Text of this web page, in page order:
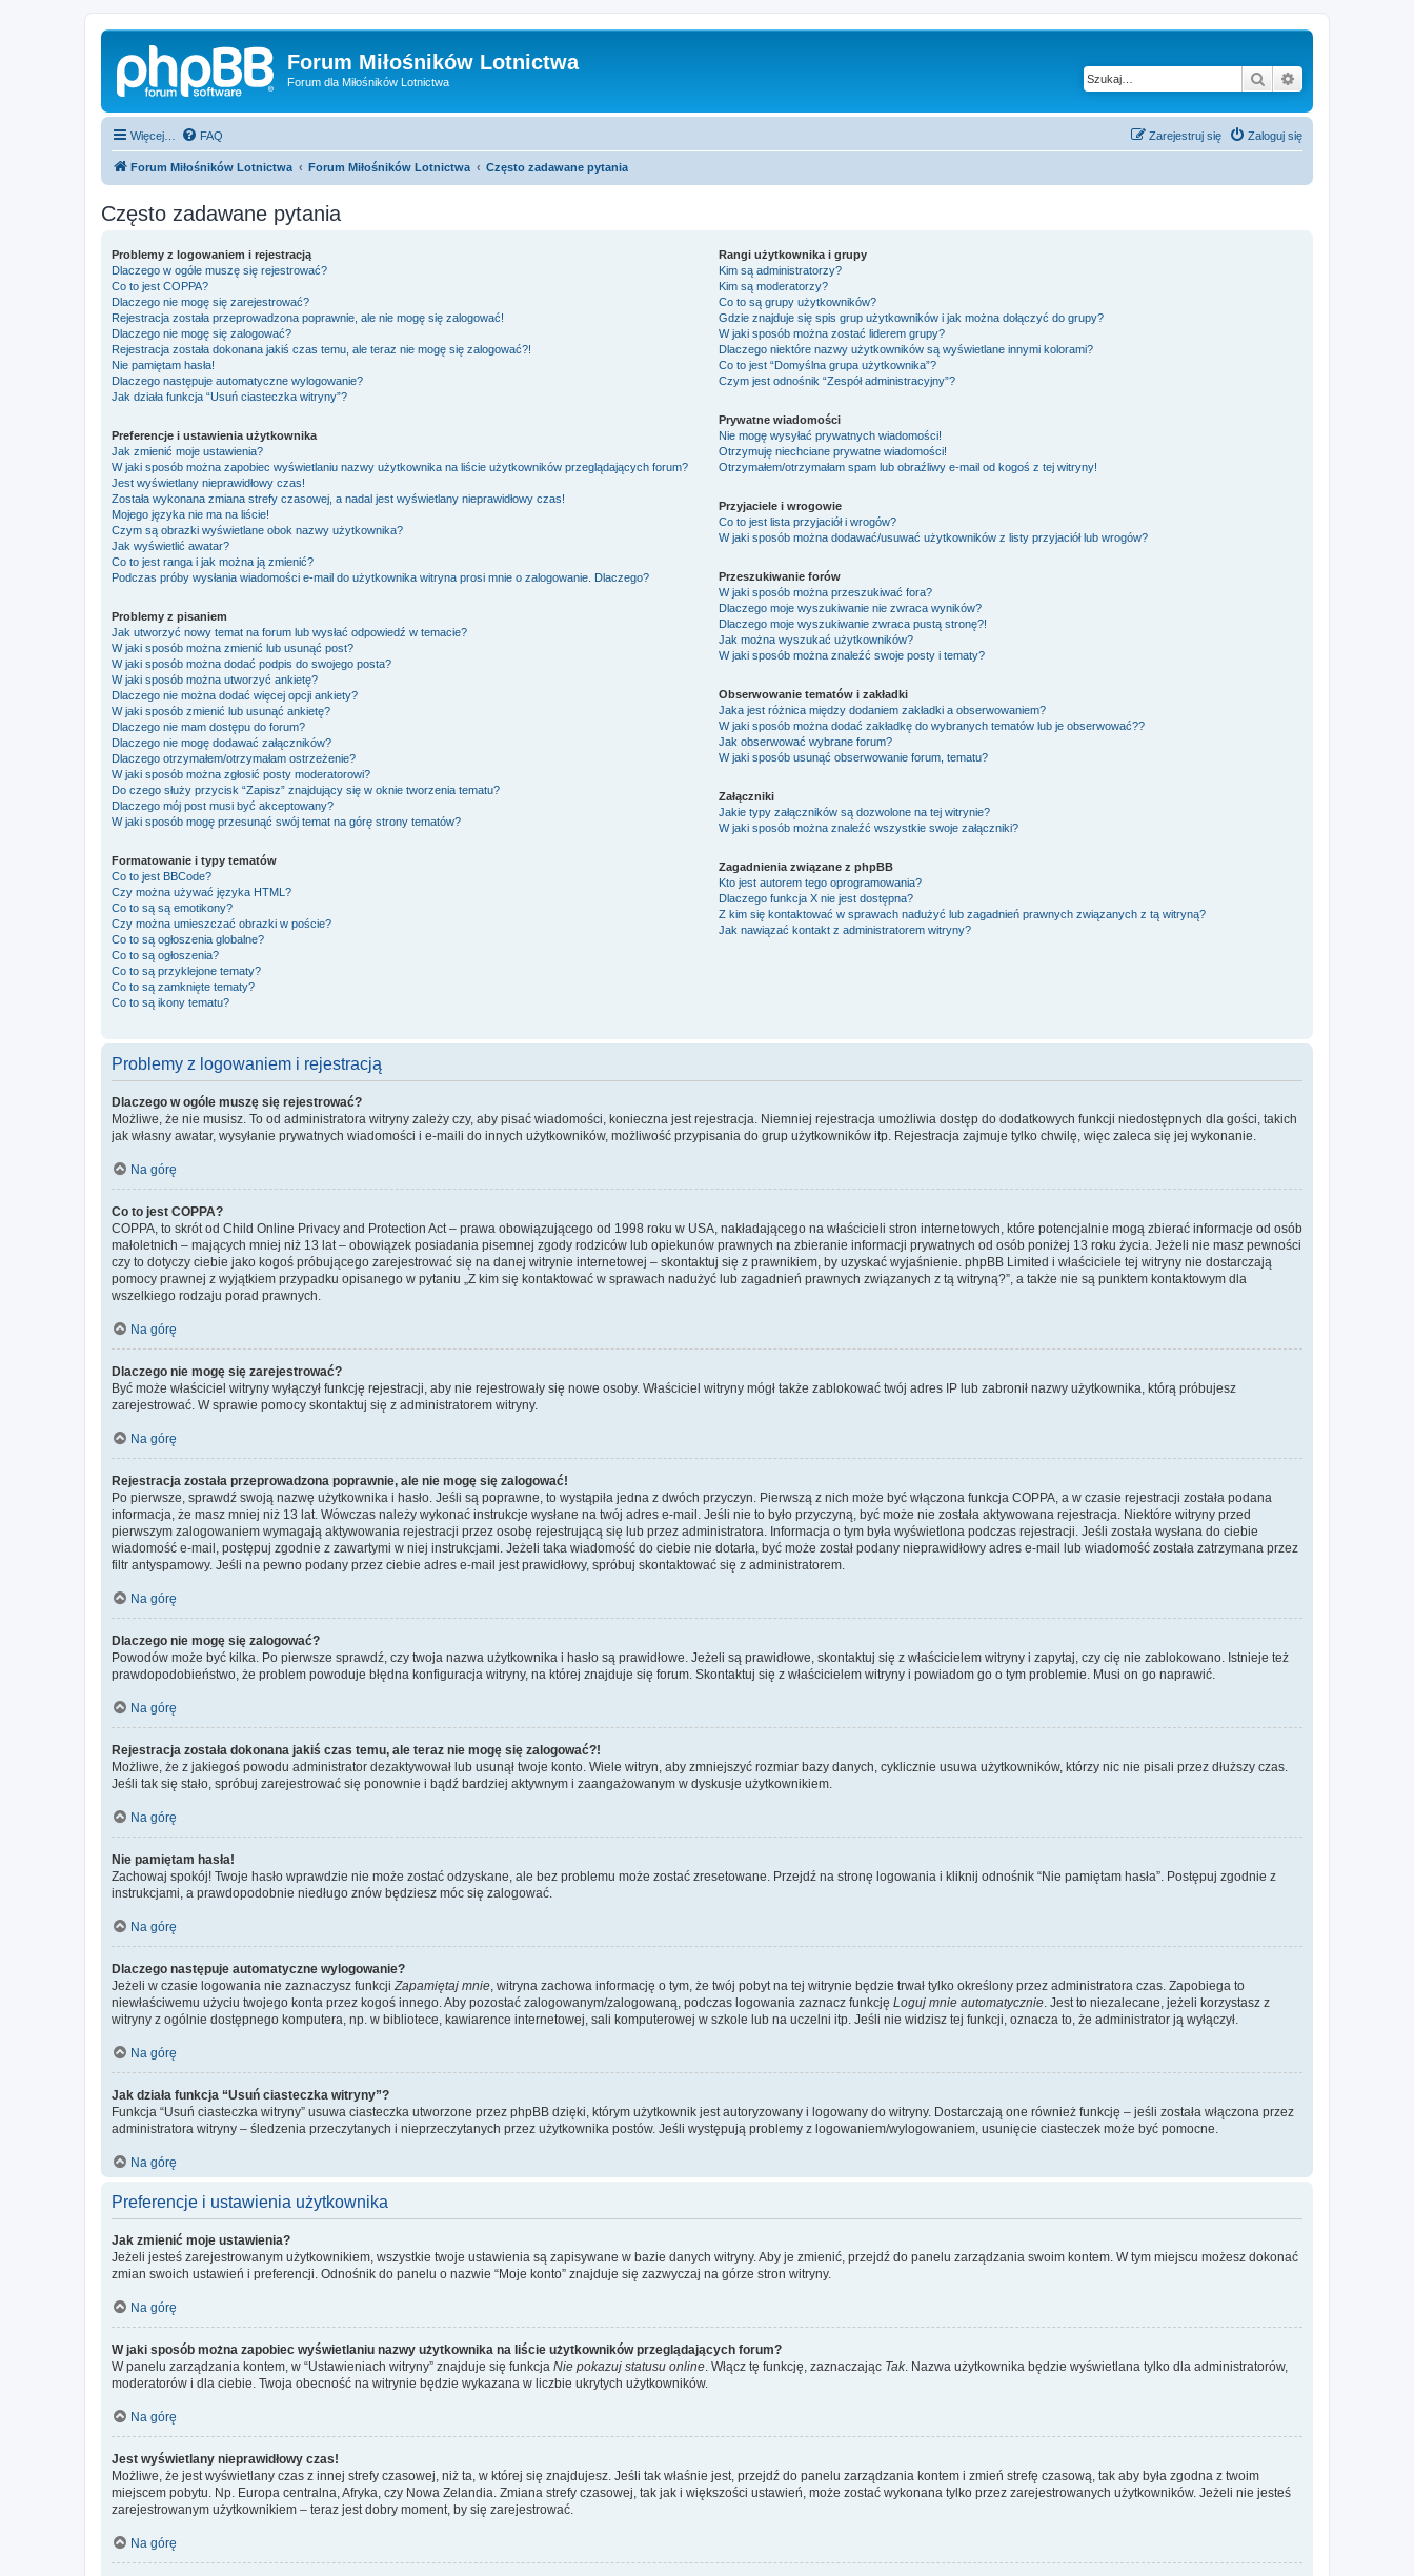
Forum Miłośników Lotnictwa
Forum dla Miłośników Lotnictwa Szukaj
Więcej… FAQ Zaloguj się
Zarejestruj się
Forum Miłośników Lotnictwa Forum Miłośników Lotnictwa Często zadawane pytania
Często zadawane pytania
Problemy z logowaniem i rejestracją
Dlaczego w ogóle muszę się rejestrować?
Co to jest COPPA?
Dlaczego nie mogę się zarejestrować?
Rejestracja została przeprowadzona poprawnie, ale nie mogę się zalogować!
Dlaczego nie mogę się zalogować?
Rejestracja została dokonana jakiś czas temu, ale teraz nie mogę się zalogować?!
Nie pamiętam hasła!
Dlaczego następuje automatyczne wylogowanie?
Jak działa funkcja “Usuń ciasteczka witryny”?
Preferencje i ustawienia użytkownika
Jak zmienić moje ustawienia?
W jaki sposób można zapobiec wyświetlaniu nazwy użytkownika na liście użytkowników przeglądających forum?
Jest wyświetlany nieprawidłowy czas!
Została wykonana zmiana strefy czasowej, a nadal jest wyświetlany nieprawidłowy czas!
Mojego języka nie ma na liście!
Czym są obrazki wyświetlane obok nazwy użytkownika?
Jak wyświetlić awatar?
Co to jest ranga i jak można ją zmienić?
Podczas próby wysłania wiadomości e-mail do użytkownika witryna prosi mnie o zalogowanie. Dlaczego?
Problemy z pisaniem
Jak utworzyć nowy temat na forum lub wysłać odpowiedź w temacie?
W jaki sposób można zmienić lub usunąć post?
W jaki sposób można dodać podpis do swojego posta?
W jaki sposób można utworzyć ankietę?
Dlaczego nie można dodać więcej opcji ankiety?
W jaki sposób zmienić lub usunąć ankietę?
Dlaczego nie mam dostępu do forum?
Dlaczego nie mogę dodawać załączników?
Dlaczego otrzymałem/otrzymałam ostrzeżenie?
W jaki sposób można zgłosić posty moderatorowi?
Do czego służy przycisk “Zapisz” znajdujący się w oknie tworzenia tematu?
Dlaczego mój post musi być akceptowany?
W jaki sposób mogę przesunąć swój temat na górę strony tematów?
Formatowanie i typy tematów
Co to jest BBCode?
Czy można używać języka HTML?
Co to są są emotikony?
Czy można umieszczać obrazki w poście?
Co to są ogłoszenia globalne?
Co to są ogłoszenia?
Co to są przyklejone tematy?
Co to są zamknięte tematy?
Co to są ikony tematu?
Rangi użytkownika i grupy
Kim są administratorzy?
Kim są moderatorzy?
Co to są grupy użytkowników?
Gdzie znajduje się spis grup użytkowników i jak można dołączyć do grupy?
W jaki sposób można zostać liderem grupy?
Dlaczego niektóre nazwy użytkowników są wyświetlane innymi kolorami?
Co to jest “Domyślna grupa użytkownika”?
Czym jest odnośnik “Zespół administracyjny”?
Prywatne wiadomości
Nie mogę wysyłać prywatnych wiadomości!
Otrzymuję niechciane prywatne wiadomości!
Otrzymałem/otrzymałam spam lub obraźliwy e-mail od kogoś z tej witryny!
Przyjaciele i wrogowie
Co to jest lista przyjaciół i wrogów?
W jaki sposób można dodawać/usuwać użytkowników z listy przyjaciół lub wrogów?
Przeszukiwanie forów
W jaki sposób można przeszukiwać fora?
Dlaczego moje wyszukiwanie nie zwraca wyników?
Dlaczego moje wyszukiwanie zwraca pustą stronę?!
Jak można wyszukać użytkowników?
W jaki sposób można znaleźć swoje posty i tematy?
Obserwowanie tematów i zakładki
Jaka jest różnica między dodaniem zakładki a obserwowaniem?
W jaki sposób można dodać zakładkę do wybranych tematów lub je obserwować??
Jak obserwować wybrane forum?
W jaki sposób usunąć obserwowanie forum, tematu?
Załączniki
Jakie typy załączników są dozwolone na tej witrynie?
W jaki sposób można znaleźć wszystkie swoje załączniki?
Zagadnienia związane z phpBB
Kto jest autorem tego oprogramowania?
Dlaczego funkcja X nie jest dostępna?
Z kim się kontaktować w sprawach nadużyć lub zagadnień prawnych związanych z tą witryną?
Jak nawiązać kontakt z administratorem witryny?
Problemy z logowaniem i rejestracją
Dlaczego w ogóle muszę się rejestrować?
Możliwe, że nie musisz. To od administratora witryny zależy czy, aby pisać wiadomości, konieczna jest rejestracja. Niemniej rejestracja umożliwia dostęp do dodatkowych funkcji niedostępnych dla gości, takich
jak własny awatar, wysyłanie prywatnych wiadomości i e-maili do innych użytkowników, możliwość przypisania do grup użytkowników itp. Rejestracja zajmuje tylko chwilę, więc zaleca się jej wykonanie.
Na górę
Co to jest COPPA?
COPPA, to skrót od Child Online Privacy and Protection Act – prawa obowiązującego od 1998 roku w USA, nakładającego na właścicieli stron internetowych, które potencjalnie mogą zbierać informacje od osób
małoletnich – mających mniej niż 13 lat – obowiązek posiadania pisemnej zgody rodziców lub opiekunów prawnych na zbieranie informacji prywatnych od osób poniżej 13 roku życia. Jeżeli nie masz pewności
czy to dotyczy ciebie jako kogoś próbującego zarejestrować się na danej witrynie internetowej – skontaktuj się z prawnikiem, by uzyskać wyjaśnienie. phpBB Limited i właściciele tej witryny nie dostarczają
pomocy prawnej z wyjątkiem przypadku opisanego w pytaniu „Z kim się kontaktować w sprawach nadużyć lub zagadnień prawnych związanych z tą witryną?”, a także nie są punktem kontaktowym dla
wszelkiego rodzaju porad prawnych.
Na górę
Dlaczego nie mogę się zarejestrować?
Być może właściciel witryny wyłączył funkcję rejestracji, aby nie rejestrowały się nowe osoby. Właściciel witryny mógł także zablokować twój adres IP lub zabronił nazwy użytkownika, którą próbujesz
zarejestrować. W sprawie pomocy skontaktuj się z administratorem witryny.
Na górę
Rejestracja została przeprowadzona poprawnie, ale nie mogę się zalogować!
Po pierwsze, sprawdź swoją nazwę użytkownika i hasło. Jeśli są poprawne, to wystąpiła jedna z dwóch przyczyn. Pierwszą z nich może być włączona funkcja COPPA, a w czasie rejestracji została podana
informacja, że masz mniej niż 13 lat. Wówczas należy wykonać instrukcje wysłane na twój adres e-mail. Jeśli nie to było przyczyną, być może nie została aktywowana rejestracja. Niektóre witryny przed
pierwszym zalogowaniem wymagają aktywowania rejestracji przez osobę rejestrującą się lub przez administratora. Informacja o tym była wyświetlona podczas rejestracji. Jeśli została wysłana do ciebie
wiadomość e-mail, postępuj zgodnie z zawartymi w niej instrukcjami. Jeżeli taka wiadomość do ciebie nie dotarła, być może został podany nieprawidłowy adres e-mail lub wiadomość została zatrzymana przez
filtr antyspamowy. Jeśli na pewno podany przez ciebie adres e-mail jest prawidłowy, spróbuj skontaktować się z administratorem.
Na górę
Dlaczego nie mogę się zalogować?
Powodów może być kilka. Po pierwsze sprawdź, czy twoja nazwa użytkownika i hasło są prawidłowe. Jeżeli są prawidłowe, skontaktuj się z właścicielem witryny i zapytaj, czy cię nie zablokowano. Istnieje też
prawdopodobieństwo, że problem powoduje błędna konfiguracja witryny, na której znajduje się forum. Skontaktuj się z właścicielem witryny i powiadom go o tym problemie. Musi on go naprawić.
Na górę
Rejestracja została dokonana jakiś czas temu, ale teraz nie mogę się zalogować?!
Możliwe, że z jakiegoś powodu administrator dezaktywował lub usunął twoje konto. Wiele witryn, aby zmniejszyć rozmiar bazy danych, cyklicznie usuwa użytkowników, którzy nic nie pisali przez dłuższy czas.
Jeśli tak się stało, spróbuj zarejestrować się ponownie i bądź bardziej aktywnym i zaangażowanym w dyskusje użytkownikiem.
Na górę
Nie pamiętam hasła!
Zachowaj spokój! Twoje hasło wprawdzie nie może zostać odzyskane, ale bez problemu może zostać zresetowane. Przejdź na stronę logowania i kliknij odnośnik “Nie pamiętam hasła”. Postępuj zgodnie z
instrukcjami, a prawdopodobnie niedługo znów będziesz móc się zalogować.
Na górę
Dlaczego następuje automatyczne wylogowanie?
Jeżeli w czasie logowania nie zaznaczysz funkcji Zapamiętaj mnie , witryna zachowa informację o tym, że twój pobyt na tej witrynie będzie trwał tylko określony przez administratora czas. Zapobiega to
niewłaściwemu użyciu twojego konta przez kogoś innego. Aby pozostać zalogowanym/zalogowaną, podczas logowania zaznacz funkcję Loguj mnie automatycznie . Jest to niezalecane, jeżeli korzystasz z
witryny z ogólnie dostępnego komputera, np. w bibliotece, kawiarence internetowej, sali komputerowej w szkole lub na uczelni itp. Jeśli nie widzisz tej funkcji, oznacza to, że administrator ją wyłączył.
Na górę
Jak działa funkcja “Usuń ciasteczka witryny”?
Funkcja “Usuń ciasteczka witryny” usuwa ciasteczka utworzone przez phpBB dzięki, którym użytkownik jest autoryzowany i logowany do witryny. Dostarczają one również funkcję – jeśli została włączona przez
administratora witryny – śledzenia przeczytanych i nieprzeczytanych przez użytkownika postów. Jeśli występują problemy z logowaniem/wylogowaniem, usunięcie ciasteczek może być pomocne.
Na górę
Preferencje i ustawienia użytkownika
Jak zmienić moje ustawienia?
Jeżeli jesteś zarejestrowanym użytkownikiem, wszystkie twoje ustawienia są zapisywane w bazie danych witryny. Aby je zmienić, przejdź do panelu zarządzania swoim kontem. W tym miejscu możesz dokonać
zmian swoich ustawień i preferencji. Odnośnik do panelu o nazwie “Moje konto” znajduje się zazwyczaj na górze stron witryny.
Na górę
W jaki sposób można zapobiec wyświetlaniu nazwy użytkownika na liście użytkowników przeglądających forum?
W panelu zarządzania kontem, w “Ustawieniach witryny” znajduje się funkcja Nie pokazuj statusu online . Włącz tę funkcję, zaznaczając Tak. Nazwa użytkownika będzie wyświetlana tylko dla administratorów,
moderatorów i dla ciebie. Twoja obecność na witrynie będzie wykazana w liczbie ukrytych użytkowników.
Na górę
Jest wyświetlany nieprawidłowy czas!
Możliwe, że jest wyświetlany czas z innej strefy czasowej, niż ta, w której się znajdujesz. Jeśli tak właśnie jest, przejdź do panelu zarządzania kontem i zmień strefę czasową, tak aby była zgodna z twoim
miejscem pobytu. Np. Europa centralna, Afryka, czy Nowa Zelandia. Zmiana strefy czasowej, tak jak i większości ustawień, może zostać wykonana tylko przez zarejestrowanych użytkowników. Jeżeli nie jesteś
zarejestrowanym użytkownikiem – teraz jest dobry moment, by się zarejestrować.
Na górę